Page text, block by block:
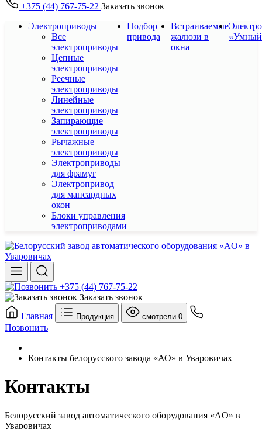
+375 (44) 767-75-22 Заказать звонок
Электроприводы
Все
электроприводы
Цепные
электроприводы
Реечные
электроприводы
Линейные
электроприводы
Запирающие
электроприводы
Рычажные
электроприводы
Электроприводы
для фрамуг
Электропривод
для мансардных
окон
Блоки управления
электроприводами
Подбор
привода
Встраиваемые
жалюзи в
окна
+375 (44) 767-75-22
Заказать звонок
Главная
Продукция смотрели 0
Позвонить
Контакты белорусского завода «АО» в Уваровичах
Контакты
Белорусский завод автоматического оборудования «AO» в
Уваровичах